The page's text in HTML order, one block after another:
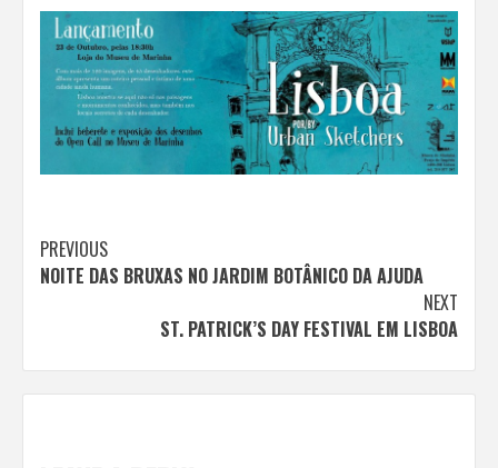
Continue
Reading
PREVIOUS
NOITE DAS BRUXAS NO JARDIM BOTÂNICO DA AJUDA
NEXT
ST. PATRICK’S DAY FESTIVAL EM LISBOA